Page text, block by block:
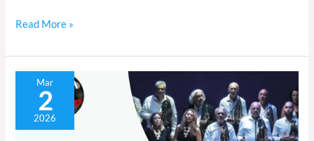
Read More »
Mar
2
2026
Gospel
Shine
Voices
llenará